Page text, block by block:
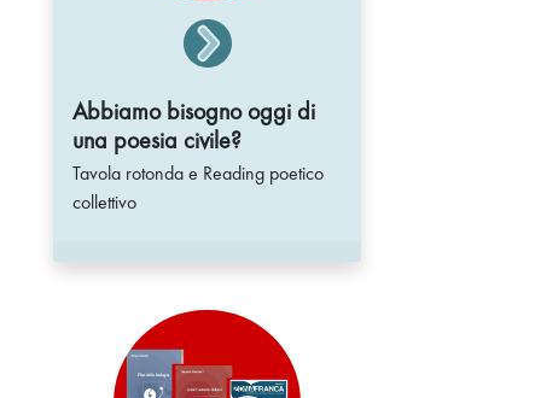
Abbiamo bisogno oggi di
una poesia civile?
Tavola rotonda e Reading poetico
collettivo